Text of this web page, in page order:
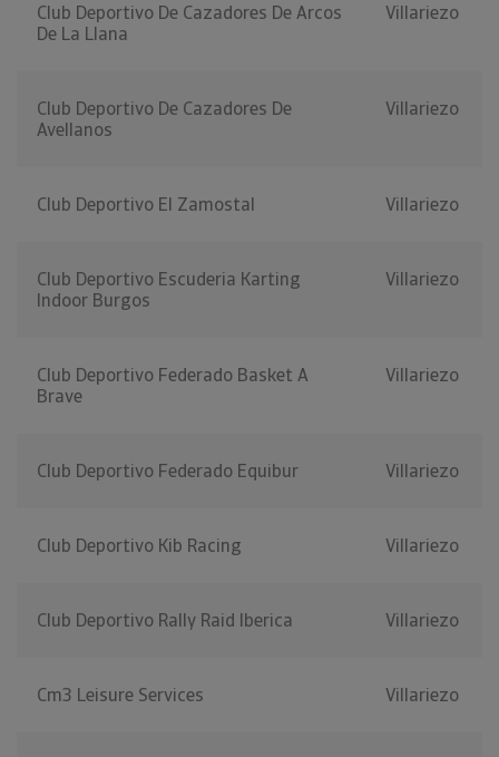
Club Deportivo De Cazadores De Arcos
De La Llana
Villariezo
Club Deportivo De Cazadores De
Avellanos
Villariezo
Club Deportivo El Zamostal Villariezo
Club Deportivo Escuderia Karting
Indoor Burgos
Villariezo
Club Deportivo Federado Basket A
Brave
Villariezo
Club Deportivo Federado Equibur Villariezo
Club Deportivo Kib Racing Villariezo
Club Deportivo Rally Raid Iberica Villariezo
Cm3 Leisure Services Villariezo